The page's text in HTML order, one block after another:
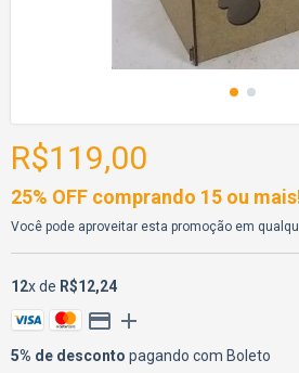
R$119,00
25% OFF comprando 15 ou
Você pode aproveitar esta promoção em
12x de R$12,24
5% de desconto pagando com Boleto